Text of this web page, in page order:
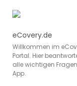
eCovery.de
Willkommen im
Portal. Hier
alle wichtigen
App.